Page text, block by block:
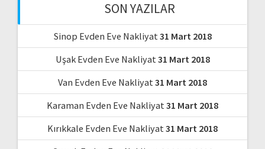
SON YAZILAR
Sinop Evden Eve Nakliyat31 Mart 2018
Uşak Evden Eve Nakliyat31 Mart 2018
Van Evden Eve Nakliyat31 Mart 2018
Karaman Evden Eve Nakliyat31 Mart 2018
Kırıkkale Evden Eve Nakliyat31 Mart 2018